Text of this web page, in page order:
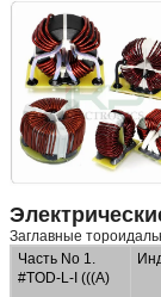
Заглавные
Часть No 1.
#TOD-L-I (((А)